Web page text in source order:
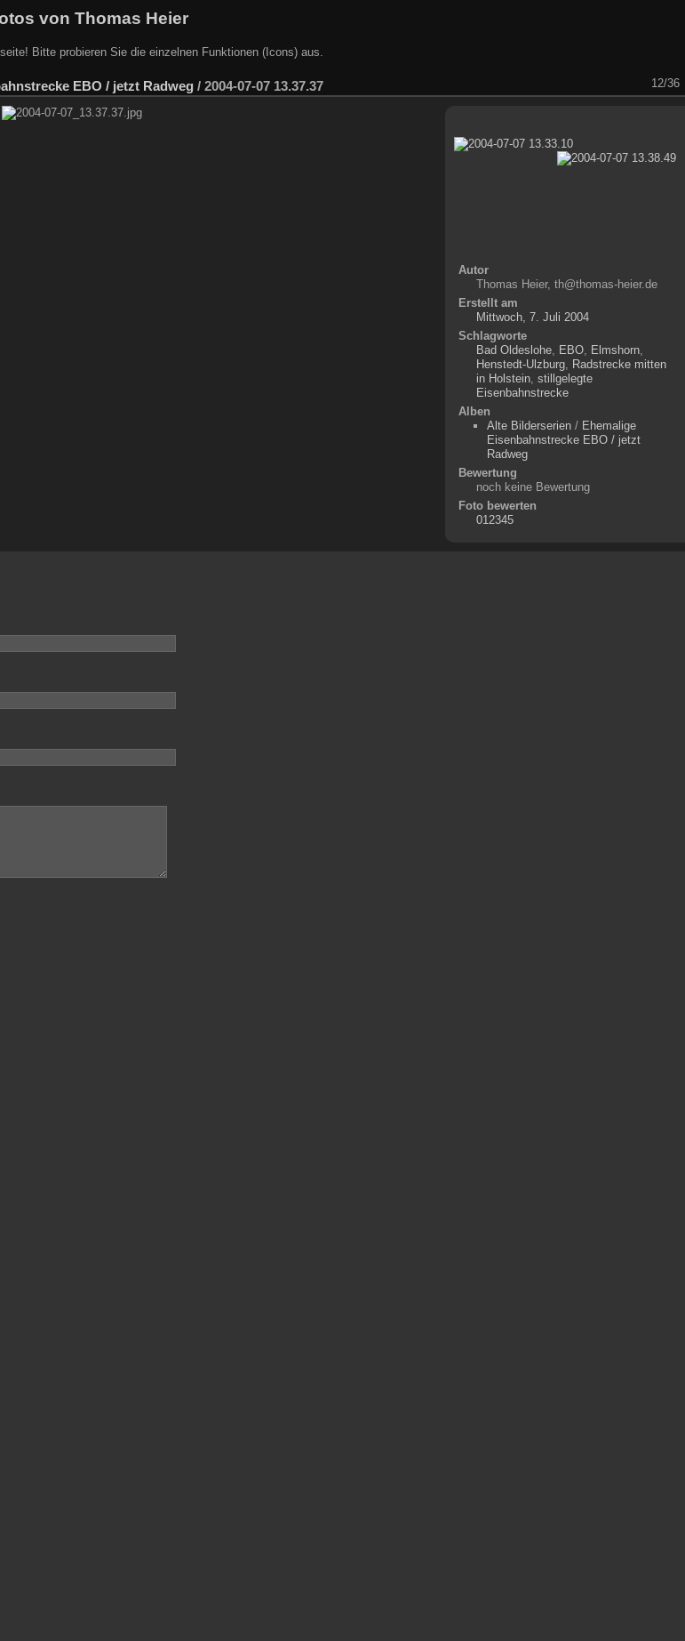
von Thomas Heier
Bitte probieren Sie die einzelnen Funktionen (Icons) aus.
EBO / jetzt Radweg / 2004-07-07 13.37.37 12/36
Autor
Thomas Heier, th@thomas-heier.de
Erstellt am
Mittwoch, 7. Juli 2004
Schlagworte
Bad Oldeslohe, EBO, Elmshorn,
Henstedt-Ulzburg, Radstrecke mitten
in Holstein, stillgelegte
Eisenbahnstrecke
Alben
Alte Bilderserien / Ehemalige
Eisenbahnstrecke EBO / jetzt
Radweg
Bewertung
noch keine Bewertung
Foto bewerten